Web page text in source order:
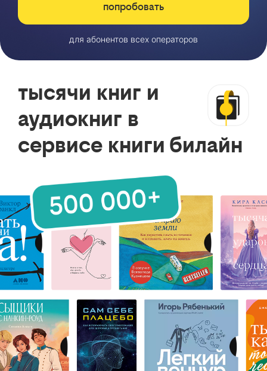
попробовать
для абонентов всех операторов
тысячи книг и
аудиокниг в
сервисе книги билайн